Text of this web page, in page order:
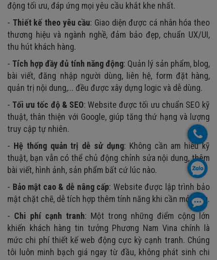
động tối ưu, đáp ứng mọi yêu cầu khắt khe nhất.
- Thiết kế theo yêu cầu: Giao diện được cá nhân hóa theo
thương hiệu và ngành nghề, đảm bảo đẹp, chuẩn UX/UI,
thu hút khách hàng.
- Tích hợp đầy đủ tính năng động: Quản lý sản phẩm, blog,
bài viết, đăng nhập người dùng, liên hệ, form đặt hàng,
quản trị nội dung,... đều được xây dựng logic và dễ dùng.
- Tối ưu tốc độ & SEO: Website được tối ưu chuẩn SEO kỹ
thuật, thân thiện với Google, giúp tăng thứ hạng và lượng
truy cập tự nhiên.
- Hệ thống quản trị dễ sử dụng: Không cần am hiểu kỹ
thuật, bạn vẫn có thể chủ động chỉnh sửa nội dung, thêm
bài viết, hình ảnh, sản phẩm bất cứ lúc nào.
- Bảo mật cao & dễ nâng cấp: Website được lập trình bảo
mật chặt chẽ, dễ tích hợp thêm tính năng khi cần mở rộng.
- Chi phí cạnh tranh: Một trong những điểm cộng lớn
khiến khách hàng tin tưởng Phương Nam Vina chính là
mức chi phí thiết kế web động cực kỳ cạnh tranh. Chúng
tôi luôn minh bạch giá ngay từ đầu, không phát sinh chi